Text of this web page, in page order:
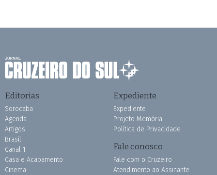
Editorias
Sorocaba
Agenda
Artigos
Brasil
Canal 1
Casa e Acabamento
Cinema
Expediente
Expediente
Projeto Memória
Política de Privacidade
Fale conosco
Fale com o Cruzeiro
Atendimento ao Assinante